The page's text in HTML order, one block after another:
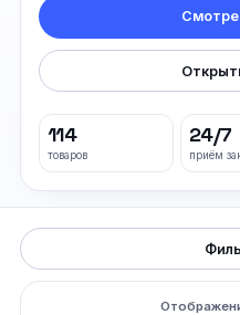
114
товаров
24/7
приём